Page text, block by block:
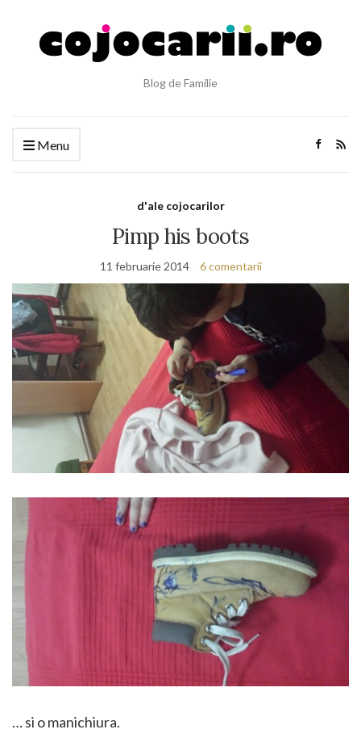
Blog de Familie
Menu
d'ale cojocarilor
Pimp his boots
11 februarie 2014 6 comentarii
… si o manichiura.